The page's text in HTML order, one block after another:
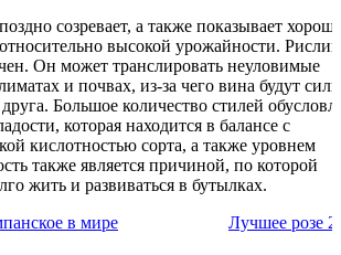
созревает, а также показывает
высокой урожайности.
Он может транслировать неуловимые
и почвах, из-за чего вина будут
Большое количество стилей
которая находится в балансе с
кислотностью сорта, а также уровнем
также является причиной, по которой
жить и развиваться в бутылках.
в мире
Лучшее розе